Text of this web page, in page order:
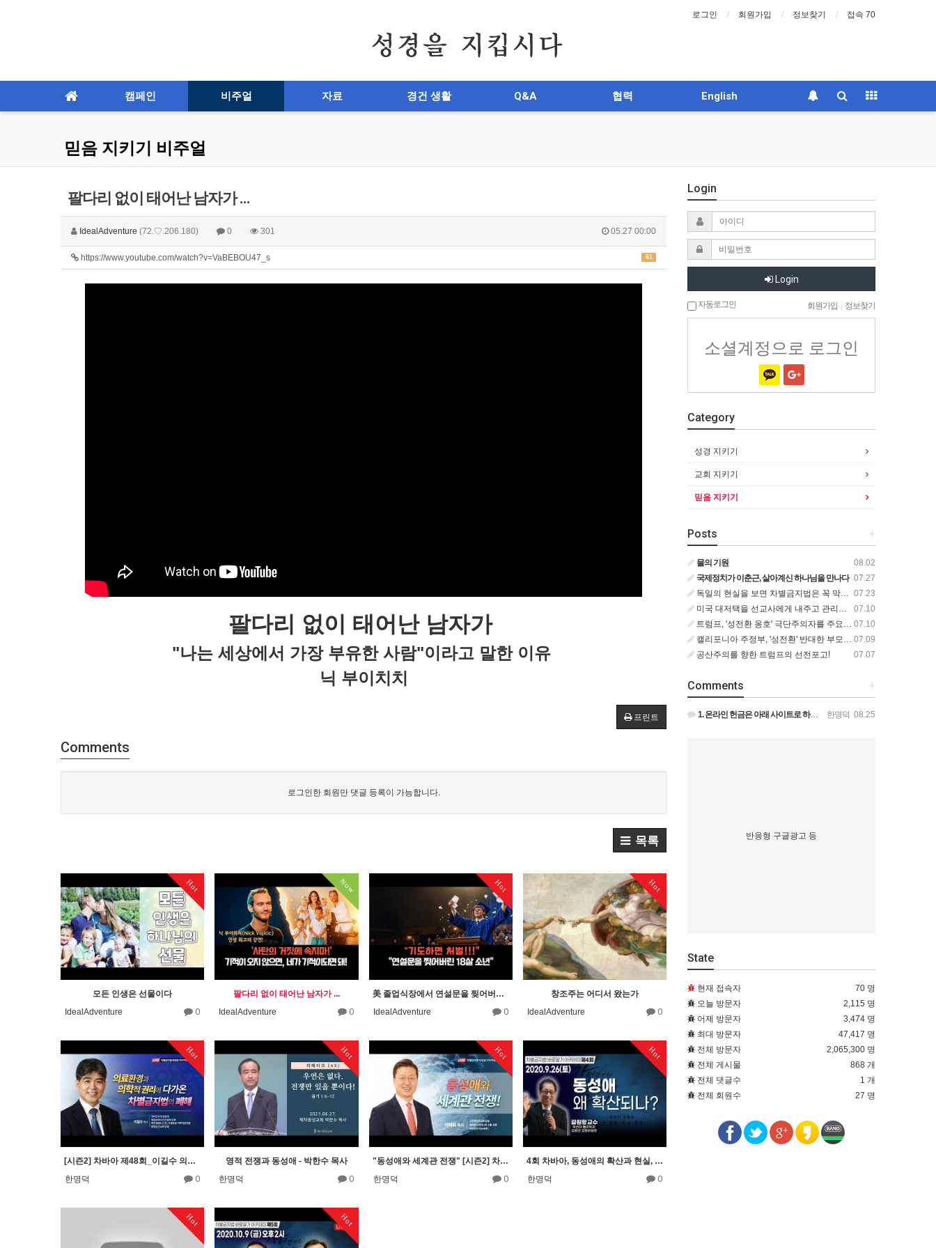
로그인 회원가입 정보찾기 접속 70
캠페인 비주얼 자료 경건 생활 Q&A 협력 English
믿음 지키기 비주얼
팔다리 없이 태어난 남자가 ...
IdealAdventure (72.♡.206.180) 0 301 05.27 00:00
61
https://www.youtube.com/watch?v=VaBEBOU47_s
팔다리 없이 태어난 남자가
"나는 세상에서 가장 부유한 사람"이라고 말한 이유
닉 부이치치
프린트
Comments
로그인한 회원만 댓글 등록이 가능합니다.
목록
Hot
모든 인생은 선물이다
IdealAdventure
0
Now
팔다리 없이 태어난 남자가 ...
IdealAdventure
0
Hot
美 졸업식장에서 연설문을 찢어버린 18살 소년의 충격 실화
IdealAdventure
0
Hot
창조주는 어디서 왔는가
IdealAdventure
0
Hot
[시즌2] 차바아 제48회_이길수 의사(복음의료보건인협회 대표)
한명덕
0
Hot
영적 전쟁과 동성애 - 박한수 목사
한명덕
0
Hot
"동성애와 세계관 전쟁" [시즌2] 차바아 제26회 이태희 목사(그안에진리교회 담임)
한명덕
0
Hot
4회 차바아, 동성애의 확산과 현실, 길원평교수
한명덕
0
Hot Hot
Login
Login
자동로그인 회원가입 정보찾기
소셜계정으로 로그인
Category
성경 지키기
교회 지키기
믿음 지키기
+
Posts
08.02
물의 기원
07.27
국제정치가 이춘근, 살아계신 하나님을 만나다
07.23
독일의 현실을 보면 차별금지법은 꼭 막아야 합니다!
07.10
미국 대저택을 선교사에게 내주고 관리비만 집 한 채 값을 내는 비즈니스맨
07.10
트럼프, '성전환 옹호' 극단주의자를 주요 위협으로 규정한 새로운 대테러 전략 서명
07.09
캘리포니아 주정부, '성전환' 반대한 부모에게서 딸 격리 후 입양 절차 밟아
07.07
공산주의를 향한 트럼프의 선전포고!
+
Comments
한명덕 08.25
1. 온라인 헌금은 아래 사이트로 하시면 됩니다. https://gofund.me/009a4120 도네이션 …
반응형 구글광고 등
State
현재 접속자
70 명
오늘 방문자
2,115 명
어제 방문자
3,474 명
최대 방문자
47,417 명
전체 방문자
2,065,300 명
전체 게시물
868 개
전체 댓글수
1 개
전체 회원수
27 명